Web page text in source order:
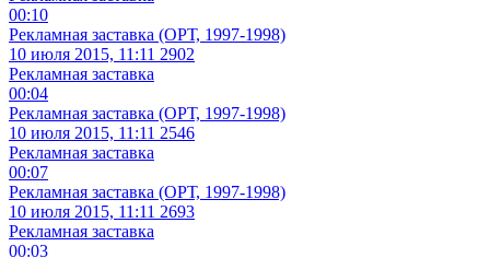
00:10
Рекламная заставка (ОРТ, 1997-1998)
10 июля 2015, 11:11 2902
Рекламная заставка
00:04
Рекламная заставка (ОРТ, 1997-1998)
10 июля 2015, 11:11 2546
Рекламная заставка
00:07
Рекламная заставка (ОРТ, 1997-1998)
10 июля 2015, 11:11 2693
Рекламная заставка
00:03